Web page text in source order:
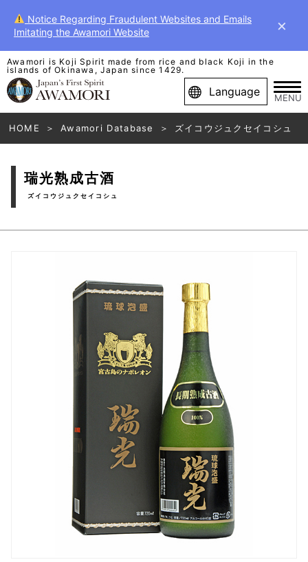
Notice Regarding Fraudulent Websites and Emails
Imitating the Awamori Website
×
Awamori is Koji Spirit made from rice and black Koji in the
islands of Okinawa, Japan since 1429.
Language MENU
HOME Awamori Database ズイコウジュクセイコシュ
瑞光熟成古酒
ズイコウジュクセイコシュ